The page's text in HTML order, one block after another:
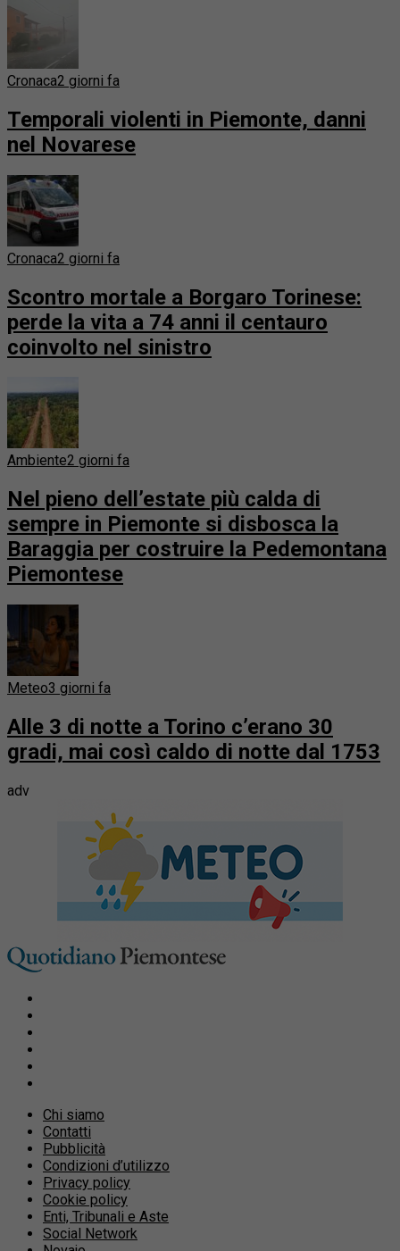
Cronaca2 giorni fa
Temporali violenti in Piemonte, danni
nel Novarese
Cronaca2 giorni fa
Scontro mortale a Borgaro Torinese:
perde la vita a 74 anni il centauro
coinvolto nel sinistro
Ambiente2 giorni fa
Nel pieno dell’estate più calda di
sempre in Piemonte si disbosca la
Baraggia per costruire la Pedemontana
Piemontese
Meteo3 giorni fa
Alle 3 di notte a Torino c’erano 30
gradi, mai così caldo di notte dal 1753
adv
Chi siamo
Contatti
Pubblicità
Condizioni d’utilizzo
Privacy policy
Cookie policy
Enti, Tribunali e Aste
Social Network